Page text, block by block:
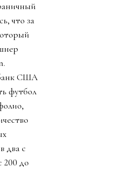
что за
США
футбол
два с
200 до